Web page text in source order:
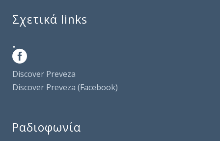
Σχετικά links
.
Discover Preveza
Discover Preveza (Facebook)
Ραδιοφωνία